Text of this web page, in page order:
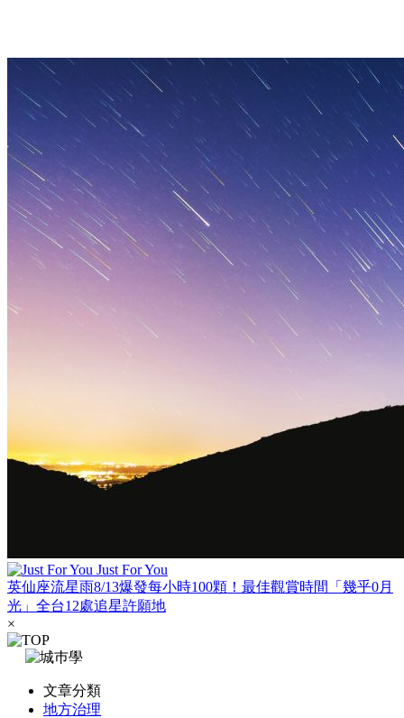
Just For You
英仙座流星雨8/13爆發每小時100顆！最佳觀賞時間「幾乎0月
光」全台12處追星許願地
×
文章分類
地方治理